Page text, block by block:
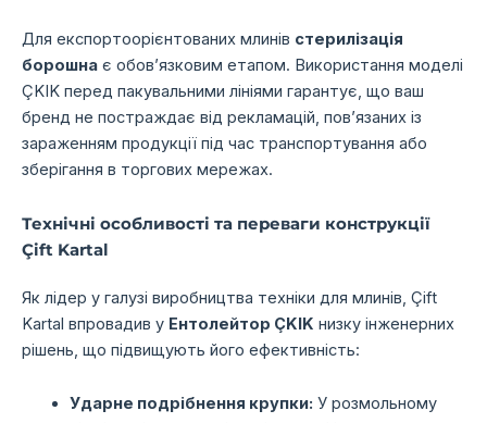
Для експортоорієнтованих млинів стерилізація
борошна є обов’язковим етапом. Використання моделі
ÇKIK перед пакувальними лініями гарантує, що ваш
бренд не постраждає від рекламацій, пов’язаних із
зараженням продукції під час транспортування або
зберігання в торгових мережах.
Технічні особливості та переваги конструкції
Çift Kartal
Як лідер у галузі виробництва техніки для млинів, Çift
Kartal впровадив у Ентолейтор ÇKIK низку інженерних
рішень, що підвищують його ефективність:
Ударне подрібнення крупки: У розмольному